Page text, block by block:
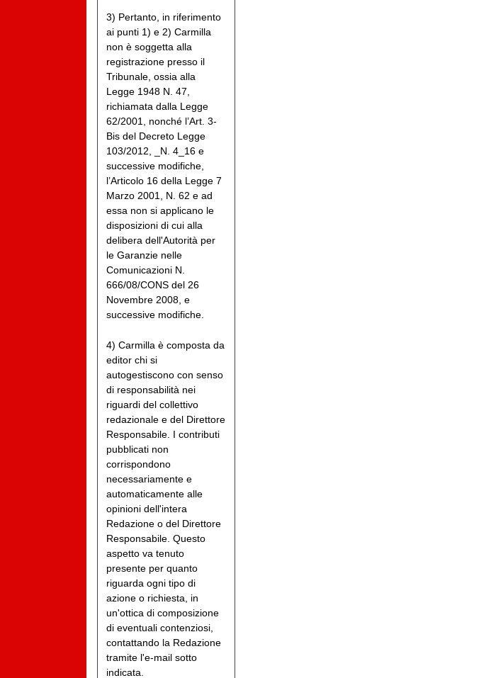
3) Pertanto, in riferimento
ai punti 1) e 2) Carmilla
non è soggetta alla
registrazione presso il
Tribunale, ossia alla
Legge 1948 N. 47,
richiamata dalla Legge
62/2001, nonché l’Art. 3-
Bis del Decreto Legge
103/2012, _N. 4_16 e
successive modifiche,
l’Articolo 16 della Legge 7
Marzo 2001, N. 62 e ad
essa non si applicano le
disposizioni di cui alla
delibera dell'Autorità per
le Garanzie nelle
Comunicazioni N.
666/08/CONS del 26
Novembre 2008, e
successive modifiche.
4) Carmilla è composta da
editor chi si
autogestiscono con senso
di responsabilità nei
riguardi del collettivo
redazionale e del Direttore
Responsabile. I contributi
pubblicati non
corrispondono
necessariamente e
automaticamente alle
opinioni dell'intera
Redazione o del Direttore
Responsabile. Questo
aspetto va tenuto
presente per quanto
riguarda ogni tipo di
azione o richiesta, in
un'ottica di composizione
di eventuali contenziosi,
contattando la Redazione
tramite l'e-mail sotto
indicata.